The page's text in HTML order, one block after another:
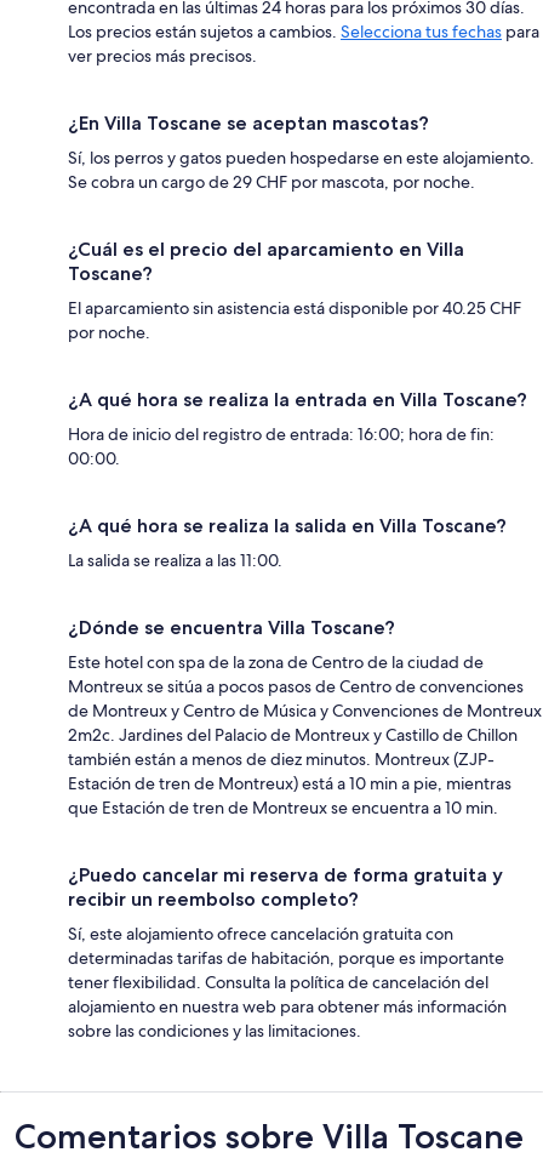
encontrada en las últimas 24 horas para los próximos 30 días.
Los precios están sujetos a cambios. Selecciona tus fechas para
ver precios más precisos.
¿En Villa Toscane se aceptan mascotas?
Sí, los perros y gatos pueden hospedarse en este alojamiento.
Se cobra un cargo de 29 CHF por mascota, por noche.
¿Cuál es el precio del aparcamiento en Villa
Toscane?
El aparcamiento sin asistencia está disponible por 40.25 CHF
por noche.
¿A qué hora se realiza la entrada en Villa Toscane?
Hora de inicio del registro de entrada: 16:00; hora de fin:
00:00.
¿A qué hora se realiza la salida en Villa Toscane?
La salida se realiza a las 11:00.
¿Dónde se encuentra Villa Toscane?
Este hotel con spa de la zona de Centro de la ciudad de
Montreux se sitúa a pocos pasos de Centro de convenciones
de Montreux y Centro de Música y Convenciones de Montreux
2m2c. Jardines del Palacio de Montreux y Castillo de Chillon
también están a menos de diez minutos. Montreux (ZJP-
Estación de tren de Montreux) está a 10 min a pie, mientras
que Estación de tren de Montreux se encuentra a 10 min.
¿Puedo cancelar mi reserva de forma gratuita y
recibir un reembolso completo?
Sí, este alojamiento ofrece cancelación gratuita con
determinadas tarifas de habitación, porque es importante
tener flexibilidad. Consulta la política de cancelación del
alojamiento en nuestra web para obtener más información
sobre las condiciones y las limitaciones.
Comentarios
Comentarios sobre Villa Toscane